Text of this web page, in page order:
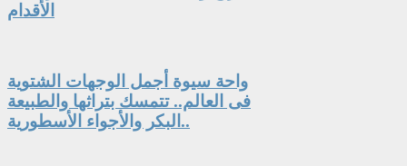
الأقدام
واحة سيوة أجمل الوجهات الشتوية
فى العالم.. تتمسك بتراثها والطبيعة
البكر والأجواء الأسطورية..